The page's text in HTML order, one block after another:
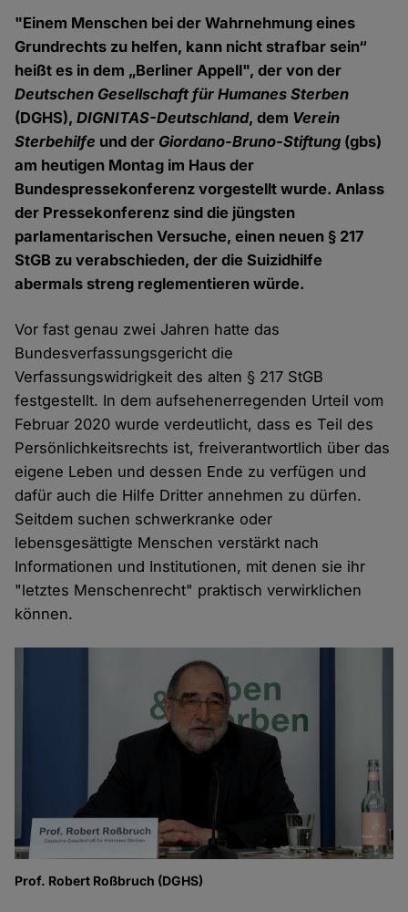
"Einem Menschen bei der Wahrnehmung eines
Grundrechts zu helfen, kann nicht strafbar sein“
heißt es in dem „Berliner Appell", der von der
Deutschen Gesellschaft für Humanes Sterben
(DGHS),DIGNITAS-Deutschland, dem Verein
Sterbehilfe und der Giordano-Bruno-Stiftung (gbs)
am heutigen Montag im Haus der
Bundespressekonferenz vorgestellt wurde. Anlass
der Pressekonferenz sind die jüngsten
parlamentarischen Versuche, einen neuen § 217
StGB zu verabschieden, der die Suizidhilfe
abermals streng reglementieren würde.
Vor fast genau zwei Jahren hatte das
Bundesverfassungsgericht die
Verfassungswidrigkeit des alten § 217 StGB
festgestellt. In dem aufsehenerregenden Urteil vom
Februar 2020 wurde verdeutlicht, dass es Teil des
Persönlichkeitsrechts ist, freiverantwortlich über das
eigene Leben und dessen Ende zu verfügen und
dafür auch die Hilfe Dritter annehmen zu dürfen.
Seitdem suchen schwerkranke oder
lebensgesättigte Menschen verstärkt nach
Informationen und Institutionen, mit denen sie ihr
"letztes Menschenrecht" praktisch verwirklichen
können.
Prof. Robert Roßbruch (DGHS)